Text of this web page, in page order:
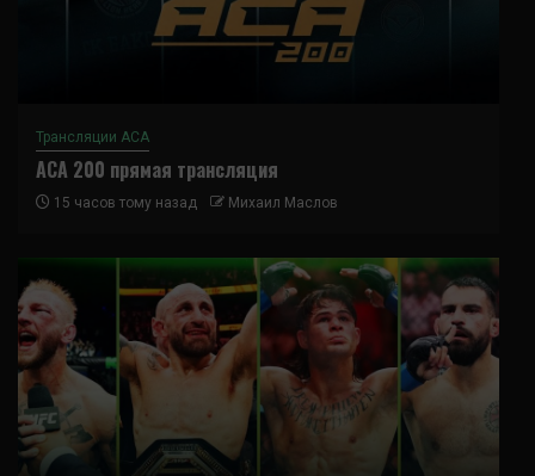
Трансляции ACA
ACA 200 прямая трансляция
15 часов тому назад Михаил Маслов